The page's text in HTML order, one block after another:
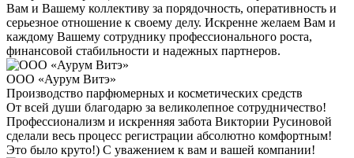
Вам и Вашему коллективу за порядочность, оперативность и
серьезное отношение к своему делу. Искренне желаем Вам и
каждому Вашему сотруднику профессионального роста,
финансовой стабильности и надежных партнеров.
ООО «Аурум Витэ»
Производство парфюмерных и косметических средств
От всей души благодарю за великолепное сотрудничество!
Профессионализм и искренняя забота Виктории Русиновой
сделали весь процесс регистрации абсолютно комфортным!
Это было круто!) С уважением к вам и вашей компании!